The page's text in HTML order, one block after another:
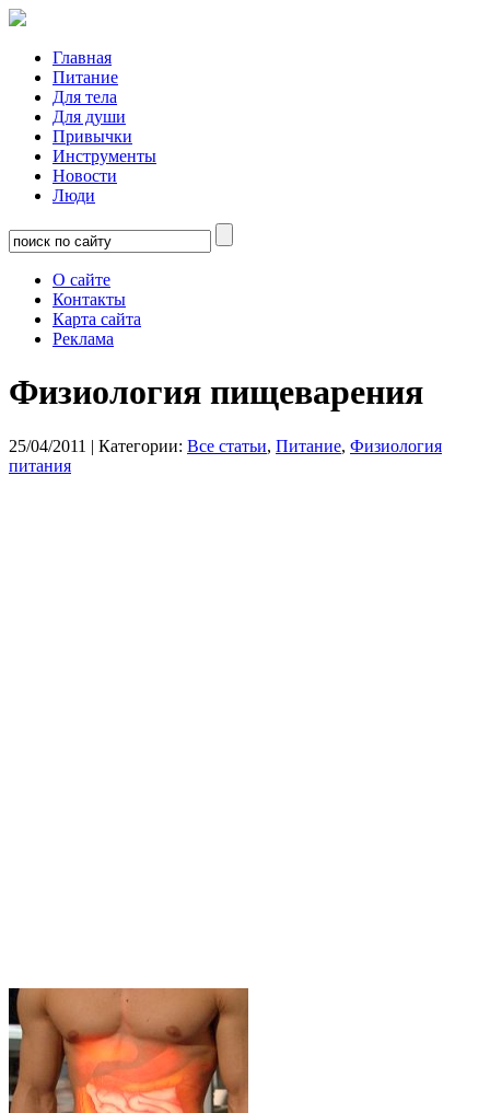
Главная
Питание
Для тела
Для души
Привычки
Инструменты
Новости
Люди
О сайте
Контакты
Карта сайта
Реклама
Физиология пищеварения
25/04/2011 | Категории: Все статьи, Питание, Физиология
питания